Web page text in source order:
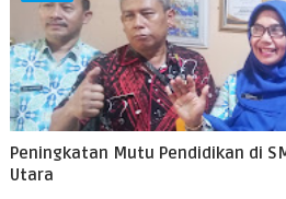
Peningkatan Mutu Pendidikan di
Utara